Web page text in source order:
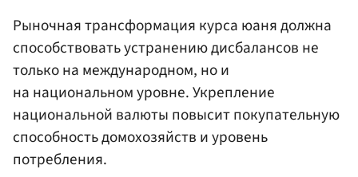
Рыночная трансформация курса юаня должна
способствовать устранению дисбалансов не
только на международном, но и
на национальном уровне. Укрепление
национальной валюты повысит покупательную
способность домохозяйств и уровень
потребления.